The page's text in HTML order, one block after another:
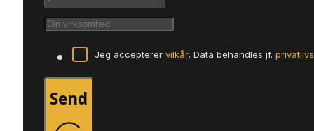
Jeg accepterer vilkår. Data behandles jf.
Send